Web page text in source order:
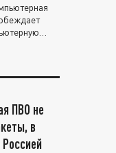
ПВО не
в